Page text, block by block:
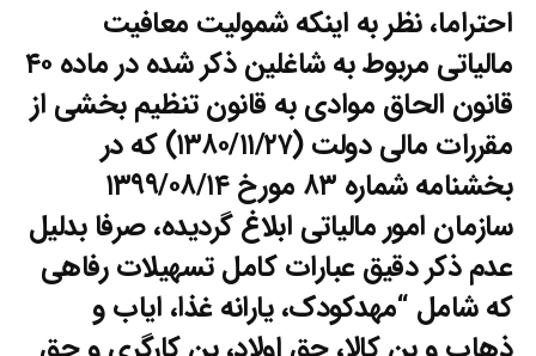
احتراما، نظر به اینکه شمولیت معافیت
مالیاتی مربوط به شاغلین ذکر شده در ماده ۴۰
قانون الحاق موادی به قانون تنظیم بخشی از
مقررات مالی دولت (۱۳۸۰/۱۱/۲۷) که در
بخشنامه شماره ۸۳ مورخ ۱۳۹۹/۰۸/۱۴
سازمان امور مالیاتی ابلاغ گردیده، صرفا بدلیل
عدم ذکر دقیق عبارات کامل تسهیلات رفاهی
که شامل “مهدکودک، یارانه غذا، ایاب و